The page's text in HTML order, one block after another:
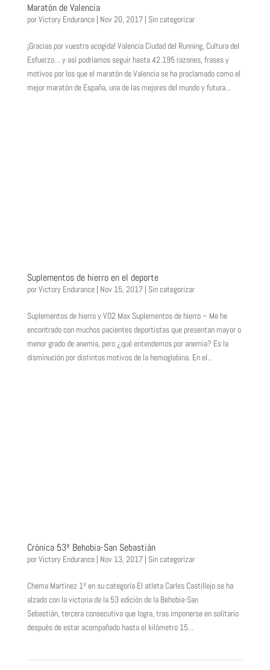
Maratón de Valencia
porVictory Endurance| Nov 20, 2017| Sin categorizar
¡Gracias por vuestra acogida! Valencia Ciudad del Running, Cultura del
Esfuerzo… y así podríamos seguir hasta 42.195 razones, frases y
motivos por los que el maratón de Valencia se ha proclamado como el
mejor maratón de España, una de las mejores del mundo y futura...
Suplementos de hierro en el deporte
porVictory Endurance| Nov 15, 2017| Sin categorizar
Suplementos de hierro y VO2 Max Suplementos de hierro – Me he
encontrado con muchos pacientes deportistas que presentan mayor o
menor grado de anemia, pero ¿qué entendemos por anemia? Es la
disminución por distintos motivos de la hemoglobina. En el...
Crónica 53ª Behobia-San Sebastián
porVictory Endurance| Nov 13, 2017| Sin categorizar
Chema Martínez 1º en su categoría El atleta Carles Castillejo se ha
alzado con la victoria de la 53 edición de la Behobia-San
Sebastián, tercera consecutiva que logra, tras imponerse en solitario
después de estar acompañado hasta el kilómetro 15...